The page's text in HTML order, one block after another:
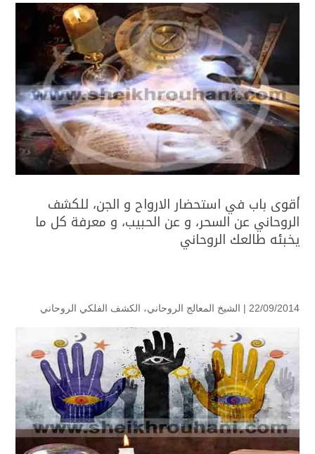
أقوى باب في استحضار الارواح و الجن، للكشف
الروحاني عن السحر، و عن الحبيب، و معرفة كل ما
يخبئه طالعك الروحاني
22/09/2014 | الشيخ المعالج الروحاني، الكشف الفلكي الروحاني